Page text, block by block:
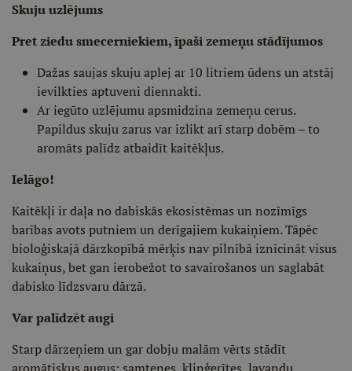
Skuju uzlējums
Pret ziedu smecerniekiem, īpaši zemeņu stādījumos
Dažas saujas skuju aplej ar 10 litriem ūdens un atstāj
ievilkties aptuveni diennakti.
Ar iegūto uzlējumu apsmidzina zemeņu cerus.
Papildus skuju zarus var izlikt arī starp dobēm – to
aromāts palīdz atbaidīt kaitēkļus.
Ielāgo!
Kaitēkļi ir daļa no dabiskās ekosistēmas un nozīmīgs
barības avots putniem un derīgajiem kukaiņiem. Tāpēc
bioloģiskajā dārzkopībā mērķis nav pilnībā iznīcināt visus
kukaiņus, bet gan ierobežot to savairošanos un saglabāt
dabisko līdzsvaru dārzā.
Var palīdzēt augi
Starp dārzeņiem un gar dobju malām vērts stādīt